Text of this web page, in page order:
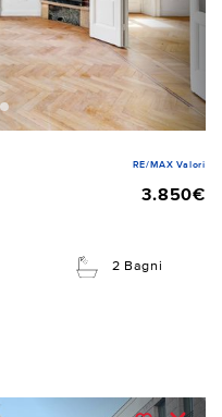
RE/MAX Valori
3.850€
2 Bagni